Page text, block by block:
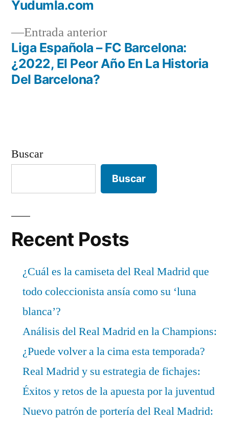
entradas
Entrada anteriorEntrada
anterior:
Liga Española – FC Barcelona:
¿2022, El Peor Año En La Historia
Del Barcelona?
Yudumla.com
Buscar
Buscar
Recent Posts
¿Cuál es la camiseta del Real Madrid que
todo coleccionista ansía como su ‘luna
blanca’?
Análisis del Real Madrid en la Champions:
¿Puede volver a la cima esta temporada?
Real Madrid y su estrategia de fichajes:
Éxitos y retos de la apuesta por la juventud
Nuevo patrón de portería del Real Madrid: